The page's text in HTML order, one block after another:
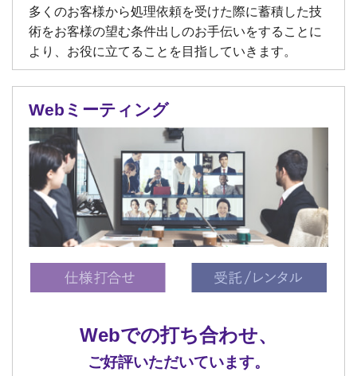
多くのお客様から処理依頼を受けた際に蓄積した技
術をお客様の望む条件出しのお手伝いをすることに
より、お役に立てることを目指していきます。
Webミーティング
Webでの打ち合わせ、
ご好評いただいています。